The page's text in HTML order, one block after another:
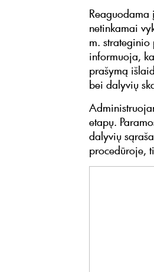
netinkamai
m.
informuoja,
prašymą
bei dalyvių
etapų.
dalyvių
procedūroje,